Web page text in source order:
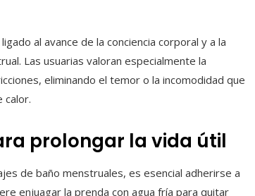
al avance de la conciencia corporal y a la
Las usuarias valoran especialmente la
eliminando el temor o la incomodidad que
calor.
prolongar la vida útil
de baño menstruales, es esencial adherirse a
enjuagar la prenda con agua fría para quitar